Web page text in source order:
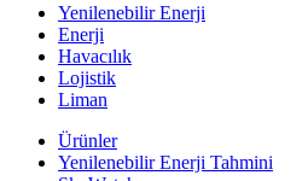
Yenilenebilir Enerji
Enerji
Havacılık
Lojistik
Liman
Ürünler
Yenilenebilir Enerji Tahmini